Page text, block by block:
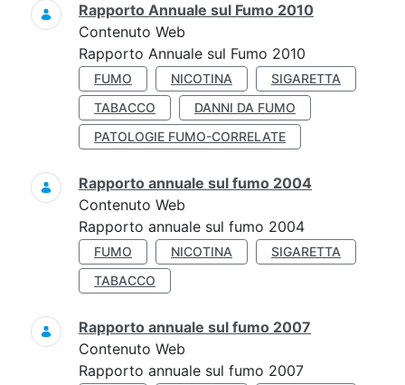
Rapporto Annuale sul Fumo 2010
Contenuto Web
Rapporto Annuale sul Fumo 2010
FUMO NICOTINA
SIGARETTA
TABACCO
DANNI DA FUMO
PATOLOGIE FUMO-CORRELATE
Rapporto annuale sul fumo 2004
Contenuto Web
Rapporto annuale sul fumo 2004
FUMO NICOTINA
SIGARETTA
TABACCO
Rapporto annuale sul fumo 2007
Contenuto Web
Rapporto annuale sul fumo 2007